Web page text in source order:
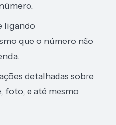
ligando
que o número não
detalhadas sobre
foto, e até mesmo